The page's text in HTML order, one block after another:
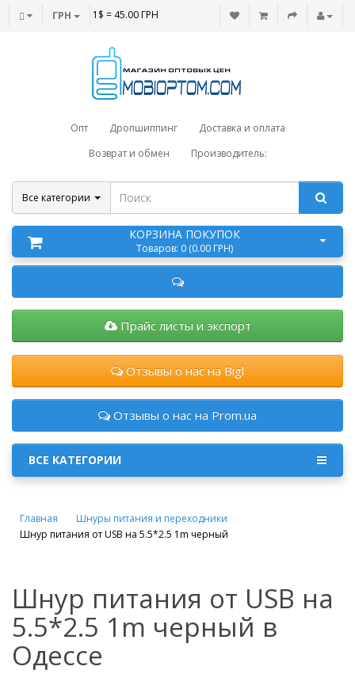
ГРН 1$ = 45.00 ГРН
Опт Дропшиппинг
Доставка и оплата
Возврат и обмен
Производитель:
Все категории
КОРЗИНА ПОКУПОК
Товаров: 0 (0.00 ГРН)
Прайс листы и экспорт
Отзывы о нас на Bigl
Отзывы о нас на Prom.ua
ВСЕ КАТЕГОРИИ
Главная
Шнуры питания и переходники
Шнур питания от USB на 5.5*2.5 1m черный
Шнур питания от USB на
5.5*2.5 1m черный в
Одессе